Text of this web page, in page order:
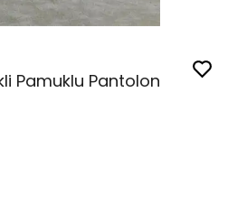
Pamuklu Pantolon